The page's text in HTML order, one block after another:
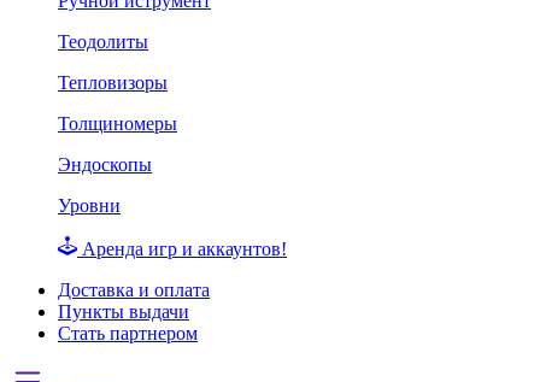
Теодолиты
Тепловизоры
Толщиномеры
Эндоскопы
Уровни
Аренда игр и аккаунтов!
Доставка и оплата
Пункты выдачи
Стать партнером